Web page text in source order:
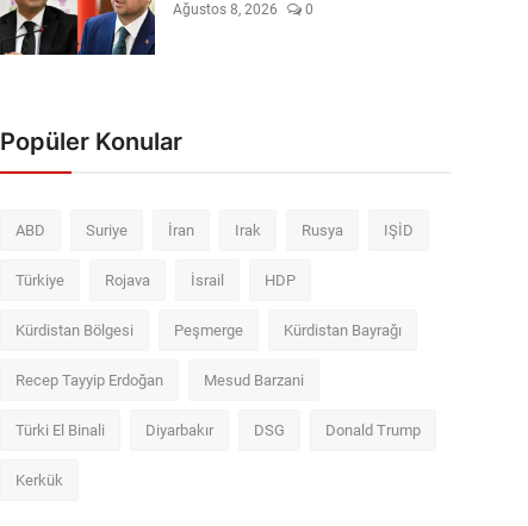
Ağustos 8, 2026 0
Popüler Konular
ABD Suriye İran Irak Rusya IŞİD
Türkiye Rojava İsrail HDP
Kürdistan Bölgesi Peşmerge Kürdistan Bayrağı
Recep Tayyip Erdoğan Mesud Barzani
Türki El Binali Diyarbakır DSG Donald Trump
Kerkük